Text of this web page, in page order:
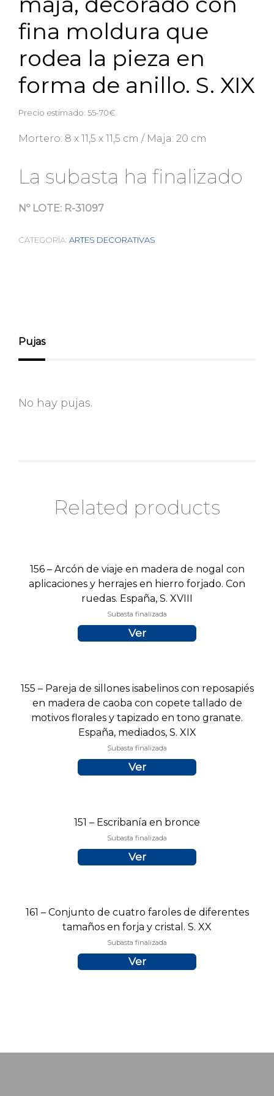
fina moldura que
rodea la pieza en
forma de anillo. S. XIX
Precio estimado: 55-70€
Mortero: 8 x 11,5 x 11,5 cm / Maja: 20 cm
La subasta ha finalizado
Nº LOTE: R-31097
CATEGORÍA: ARTES DECORATIVAS
Pujas
No hay pujas.
Related products
156 – Arcón de viaje en madera de nogal con
aplicaciones y herrajes en hierro forjado. Con
ruedas. España, S. XVIII
Subasta finalizada
Ver
155 – Pareja de sillones isabelinos con reposapiés
en madera de caoba con copete tallado de
motivos florales y tapizado en tono granate.
España, mediados, S. XIX
Subasta finalizada
Ver
151 – Escribanía en bronce
Subasta finalizada
Ver
161 – Conjunto de cuatro faroles de diferentes
tamaños en forja y cristal. S. XX
Subasta finalizada
Ver